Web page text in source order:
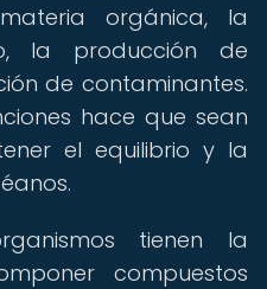
orgánica, la
la producción de
de contaminantes.
hace que sean
el equilibrio y la
tienen la
compuestos